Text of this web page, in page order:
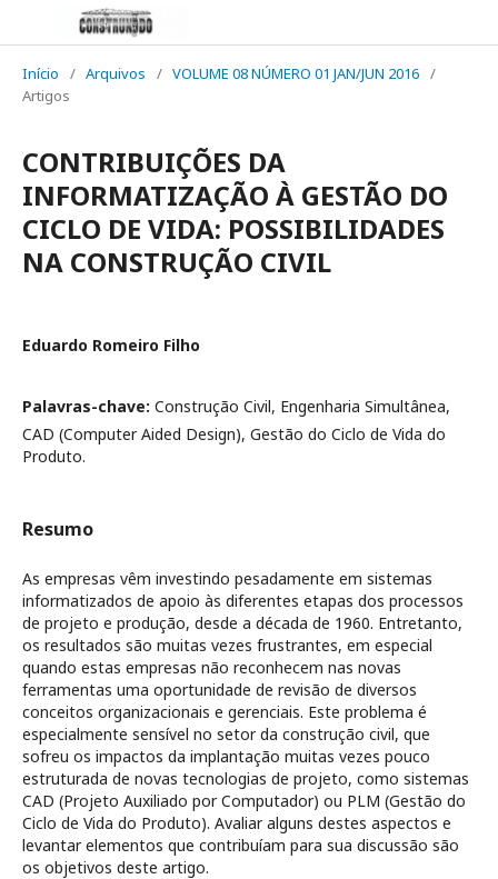
Início / Arquivos / VOLUME 08 NÚMERO 01 JAN/JUN 2016 /
Artigos
CONTRIBUIÇÕES DA
INFORMATIZAÇÃO À GESTÃO DO
CICLO DE VIDA: POSSIBILIDADES
NA CONSTRUÇÃO CIVIL
Eduardo Romeiro Filho
Palavras-chave: Construção Civil, Engenharia Simultânea,
CAD (Computer Aided Design), Gestão do Ciclo de Vida do
Produto.
Resumo
As empresas vêm investindo pesadamente em sistemas
informatizados de apoio às diferentes etapas dos processos
de projeto e produção, desde a década de 1960. Entretanto,
os resultados são muitas vezes frustrantes, em especial
quando estas empresas não reconhecem nas novas
ferramentas uma oportunidade de revisão de diversos
conceitos organizacionais e gerenciais. Este problema é
especialmente sensível no setor da construção civil, que
sofreu os impactos da implantação muitas vezes pouco
estruturada de novas tecnologias de projeto, como sistemas
CAD (Projeto Auxiliado por Computador) ou PLM (Gestão do
Ciclo de Vida do Produto). Avaliar alguns destes aspectos e
levantar elementos que contribuíam para sua discussão são
os objetivos deste artigo.